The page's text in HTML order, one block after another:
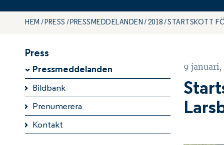
HEM PRESS PRESSMEDDELANDEN 2018 STARTSKOTT
Press
Pressmeddelanden
Bildbank
Prenumerera
Kontakt
9 januari,